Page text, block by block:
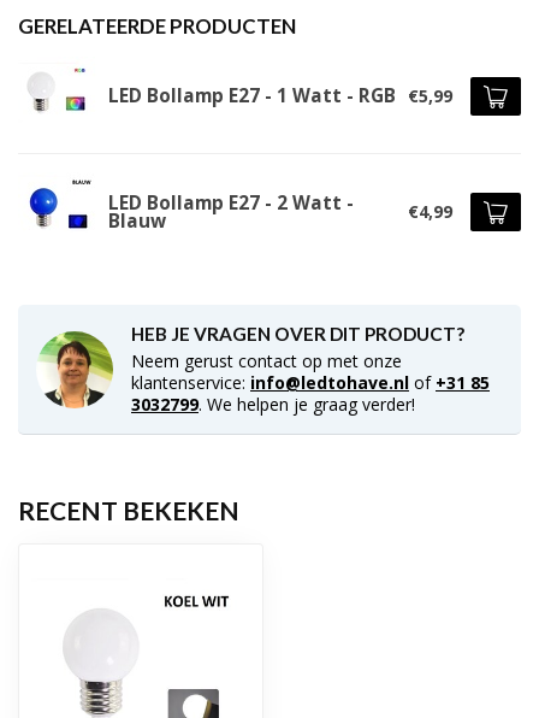
GERELATEERDE PRODUCTEN
LED Bollamp E27 - 1 Watt - RGB €5,99
LED Bollamp E27 - 2 Watt -
Blauw €4,99
HEB JE VRAGEN OVER DIT PRODUCT?
Neem gerust contact op met onze
klantenservice: info@ledtohave.nl of +31 85
3032799. We helpen je graag verder!
RECENT BEKEKEN